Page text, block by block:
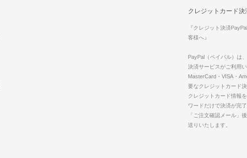
クレジットカード決
『クレジット決済
客様へ』
PayPal（ペイパル）は
決済サービスがご利用い
MasterCard・VISA・
要なクレジットカード決
クレジットカード情報
ワードだけで決済が完了
「ご注文確認メール」
送りいたします。